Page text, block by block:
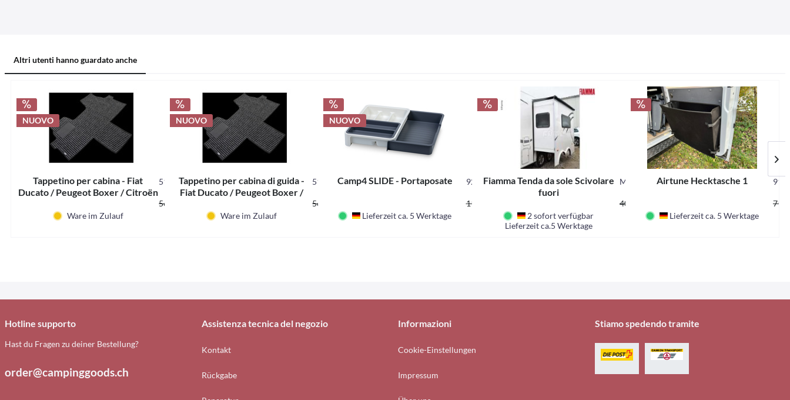
Altri utenti hanno guardato anche
NUOVO
Tappetino per cabina - Fiat
Ducato / Peugeot Boxer / Citroën
51732
56,10 CHF *
Ware im Zulauf
NUOVO
Tappetino per cabina di guida -
Fiat Ducato / Peugeot Boxer /
51731
56,10 CHF *
Ware im Zulauf
NUOVO
Camp4 SLIDE - Portaposate 922599
11,50 CHF *
Deutschland
Lieferzeit ca. 5 Werktage
Fiamma Tenda da sole Scivolare
fuori
M42523
404,00 CHF *
Deutschland
2 sofort verfügbar
Lieferzeit ca.5 Werktage
Airtune Hecktasche 1
Deutschland
Lieferzeit ca. 5 Werktage
Hotline supporto
Hast du Fragen zu deiner Bestellung?
order@campinggoods.ch
Assistenza tecnica del negozio
Kontakt
Rückgabe
Informazioni
Cookie-Einstellungen
Impressum
Stiamo spedendo tramite